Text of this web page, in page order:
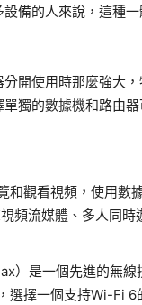
備的人來說，這種
開使用時那麼強大
獨的數據機和路由器
和觀看視頻，使用數
頻流媒體、多人同時
）是一個先進的無
選擇一個支持Wi-Fi